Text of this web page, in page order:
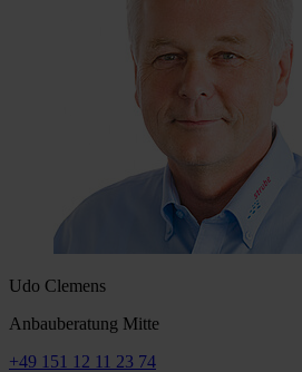
Udo Clemens
Anbauberatung Mitte
+49 151 12 11 23 74